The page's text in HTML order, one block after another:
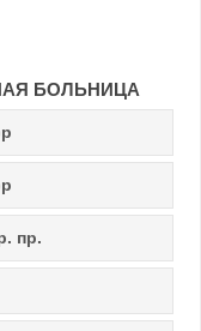
БОЛЬНИЦА
пр.